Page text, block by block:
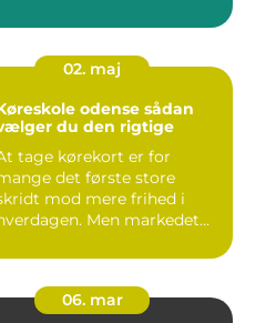
02. maj
odense sådan
du den rigtige
tage kørekort er for
det første store
mod mere frihed i
Men markedet
06. mar